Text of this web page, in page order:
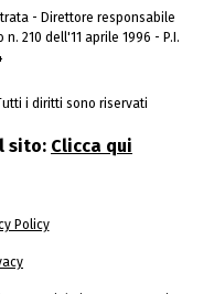
- Direttore responsabile
210 dell'11 aprile 1996 - P.I.
i diritti sono riservati
sito: Clicca qui
Policy